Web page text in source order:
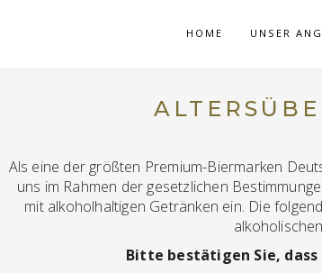
HOME UNSER
Als eine der größten Premium-Biermarken
uns im Rahmen der gesetzlichen
mit alkoholhaltigen Getränken ein. Die
Bitte bestätigen Sie, dass